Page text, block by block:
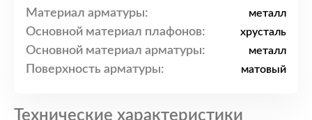
Материал арматуры: металл
Основной материал плафонов: хрусталь
Основной материал арматуры: металл
Поверхность арматуры: матовый
Технические характеристики